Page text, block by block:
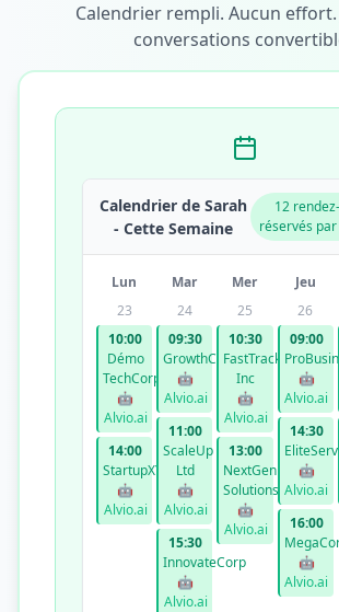
Calendrier rempli. Aucun effort.
conversations
Calendrier de Sarah
- Cette Semaine
12
réservés
Lun Mar Mer Jeu
23
10:00
Démo
TechCorp
🤖
Alvio.ai
14:00
StartupXYZ
🤖
Alvio.ai
24
09:30
GrowthCo
🤖
Alvio.ai
11:00
ScaleUp
Ltd
🤖
Alvio.ai
15:30
InnovateCorp
🤖
Alvio.ai
25
10:30
FastTrack
Inc
🤖
Alvio.ai
13:00
NextGen
Solutions
🤖
Alvio.ai
26
09:00
🤖
Alvio.ai
14:30
🤖
Alvio.ai
16:00
🤖
Alvio.ai